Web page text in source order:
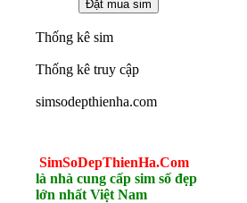
Thống kê sim
Thống kê truy cập
simsodepthienha.com
SimSoDepThienHa.Com
là nhà cung cấp sim số đẹp
lớn nhất Việt Nam